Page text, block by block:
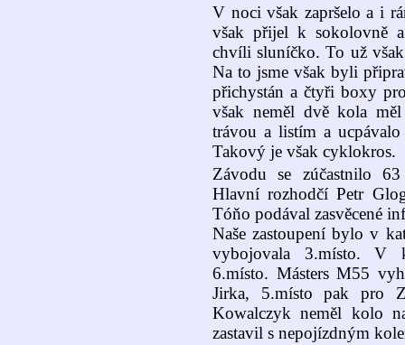
V noci však zapršelo a i
však přijel k sokolovně
chvíli sluníčko. To už
Na to jsme však byli
přichystán a čtyři boxy
však neměl dvě kola
trávou a listím a
Takový je však cyklokros.
Závodu se zúčastnilo
Hlavní rozhodčí Petr
Tóňo podával zasvěcené
Naše zastoupení bylo v
vybojovala 3.místo. V
6.místo. Másters M55
Jirka, 5.místo pak pro
Kowalczyk neměl kolo
zastavil s nepojízdným